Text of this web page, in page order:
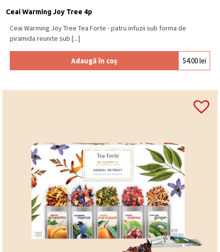
Ceai Warming Joy Tree 4p
Ceai Warming Joy Tree Tea Forte - patru infuzii sub forma de
piramida reunite sub [...]
Adaugă în coș 54.00lei